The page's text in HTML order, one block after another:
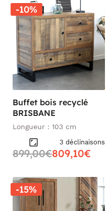
-10%
Buffet bois recyclé
BRISBANE
Longueur : 103 cm
3 déclinaisons
899,00€809,10€
-15%